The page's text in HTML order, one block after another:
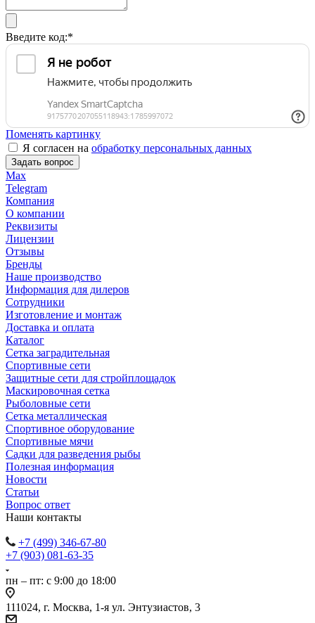
Введите код:*
Поменять картинку
Я согласен на обработку персональных данных
Задать вопрос
Max
Telegram
Компания
О компании
Реквизиты
Лицензии
Отзывы
Бренды
Наше производство
Информация для дилеров
Сотрудники
Изготовление и монтаж
Доставка и оплата
Каталог
Сетка заградительная
Спортивные сети
Защитные сети для стройплощадок
Маскировочная сетка
Рыболовные сети
Сетка металлическая
Спортивное оборудование
Спортивные мячи
Садки для разведения рыбы
Полезная информация
Новости
Статьи
Вопрос ответ
Наши контакты
+7 (499) 346-67-80
+7 (903) 081-63-35
пн – пт: с 9:00 до 18:00
111024, г. Москва, 1-я ул. Энтузиастов, 3